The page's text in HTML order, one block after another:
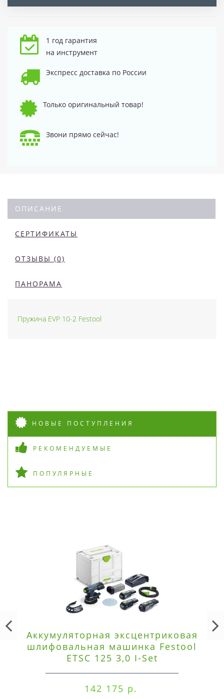
1 год гарантия
на инструмент
Экспресс доставка по России
Только оригинальный товар!
Звони прямо сейчас!
ОПИСАНИЕ
СЕРТИФИКАТЫ
ОТЗЫВЫ (0)
ПАНОРАМА
Пружина EVP 10-2 Festool
НОВЫЕ ПОСТУПЛЕНИЯ
РЕКОМЕНДУЕМЫЕ
ПОПУЛЯРНЫЕ
Аккумуляторная эксцентриковая
шлифовальная машинка Festool
ETSC 125 3,0 I-Set
142 175 р.